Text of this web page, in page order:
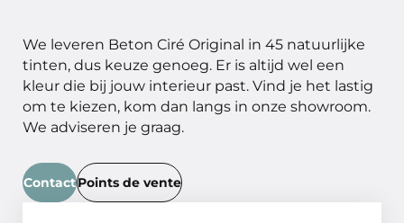
We leveren Beton Ciré Original in 45 natuurlijke
tinten, dus keuze genoeg. Er is altijd wel een
kleur die bij jouw interieur past. Vind je het lastig
om te kiezen, kom dan langs in onze showroom.
We adviseren je graag.
ContactPoints de vente